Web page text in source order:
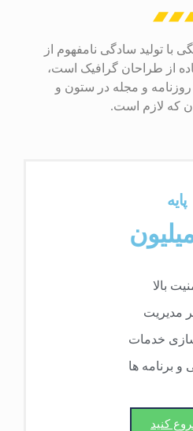
با تولید سادگی نامفهوم از
از طراحان گرافیک است،
روزنامه و مجله در ستون و
که لازم است.
پایه
بالا
مدیریت
سازی خدمات
و برنامه ها
کنید